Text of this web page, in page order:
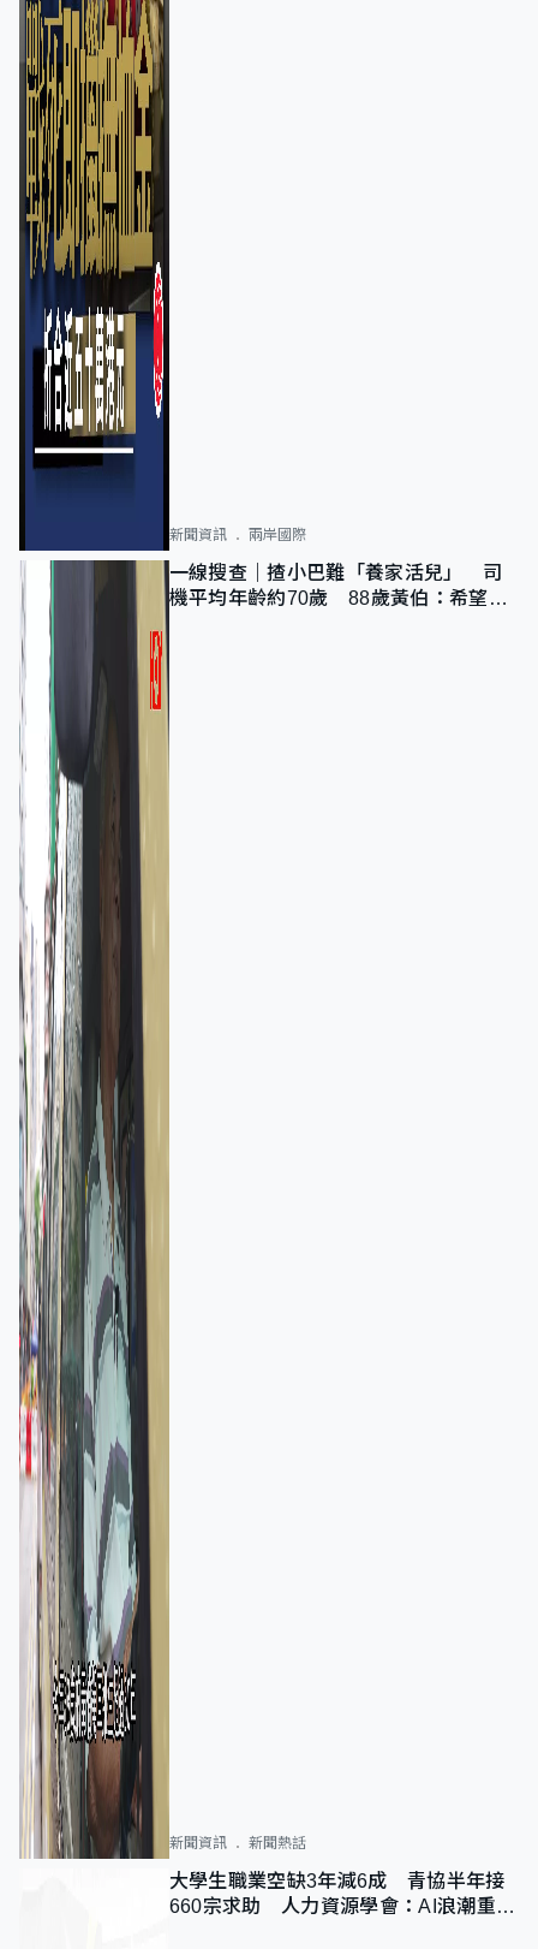
新聞資訊 兩岸國際
一線搜查｜揸小巴難「養家活兒」 司
機平均年齡約70歲 88歲黃伯：希望一
新聞資訊 新聞熱話
大學生職業空缺3年減6成 青協半年接
660宗求助 人力資源學會：AI浪潮重整